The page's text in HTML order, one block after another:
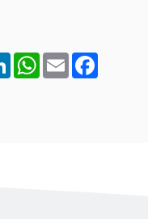
LinkedInWhatsApp
Email